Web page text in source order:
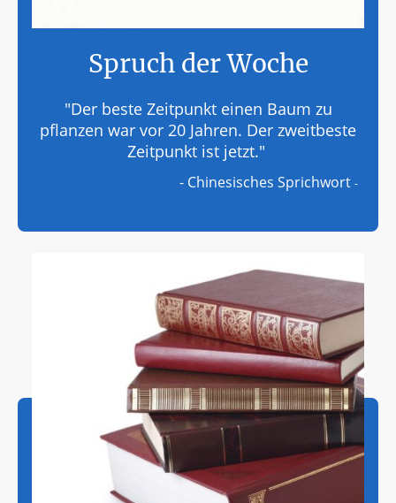
Spruch der Woche
"Der beste Zeitpunkt einen Baum zu
pflanzen war vor 20 Jahren. Der zweitbeste
Zeitpunkt ist jetzt."
- Chinesisches Sprichwort -